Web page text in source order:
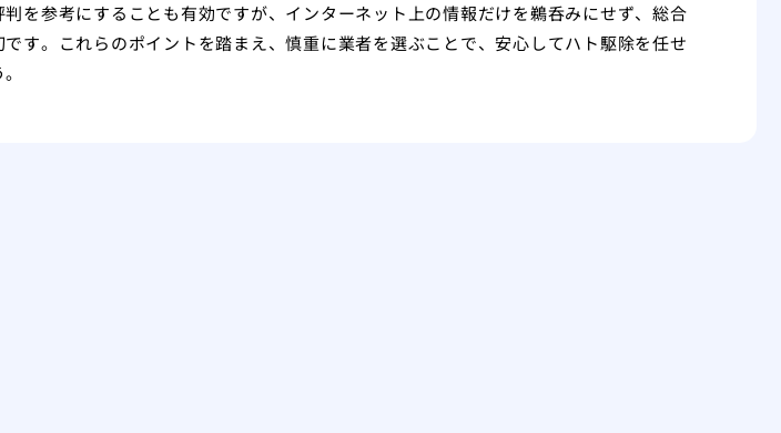
を参考にすることも有効ですが、インターネット上の情報だけを鵜呑みにせず、総合
す。これらのポイントを踏まえ、慎重に業者を選ぶことで、安心してハト駆除を任せ